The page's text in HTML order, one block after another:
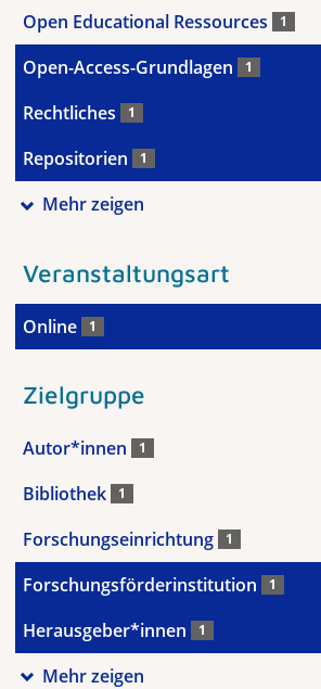
Open Educational Ressources 1
Open-Access-Grundlagen 1
Rechtliches 1
Repositorien 1
Mehr zeigen
Veranstaltungsart
Online 1
Zielgruppe
Autor*innen 1
Bibliothek 1
Forschungseinrichtung 1
Forschungsförderinstitution 1
Herausgeber*innen 1
Mehr zeigen